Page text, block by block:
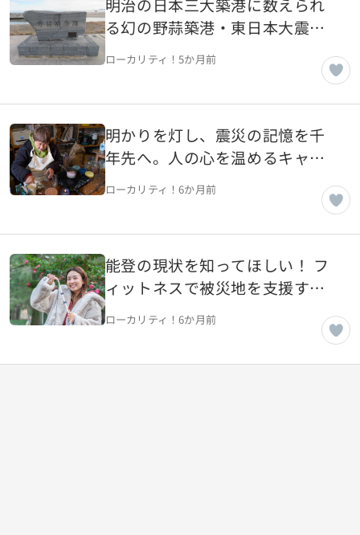
明治の日本三大築港に数えられ
る幻の野蒜築港・東日本大震災
から15年目のいま【宮城県東松
ローカリティ！5か月前
明かりを灯し、震災の記憶を千
年先へ。人の心を温めるキャン
ドル職人【宮城県気仙沼市】
ローカリティ！6か月前
能登の現状を知ってほしい！ フ
ィットネスで被災地を支援する
名古屋のインストラクター【石
川県穴水町】
ローカリティ！6か月前